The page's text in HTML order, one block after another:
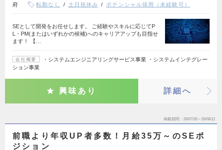
府
転勤なし 土日祝休み ポテンシャル採用（未経験可）
SEとして開発をお任せします。 ご経験やスキルに応じてP
L・PM(またはいずれかの候補)へのキャリアアップも目指せ
ます！ 【…
会社概要
・システムエンジニアリングサービス事業 ・システムインテグレー
ション事業
興味あり 詳細へ
掲載期間 26/07/30～26/08/12
前職より年収UP者多数！月給35万～のSEポ
ジション